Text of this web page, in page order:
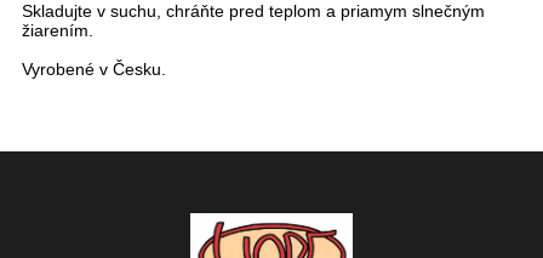
Skladujte v suchu, chráňte pred teplom a priamym slnečným
žiarením.
Vyrobené v Česku.